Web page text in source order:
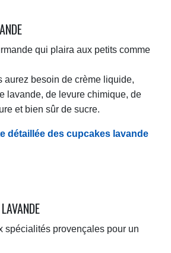
qui plaira aux petits comme
aurez besoin de crème liquide,
lavande, de levure chimique, de
et bien sûr de sucre.
détaillée des cupcakes lavande
spécialités provençales pour un